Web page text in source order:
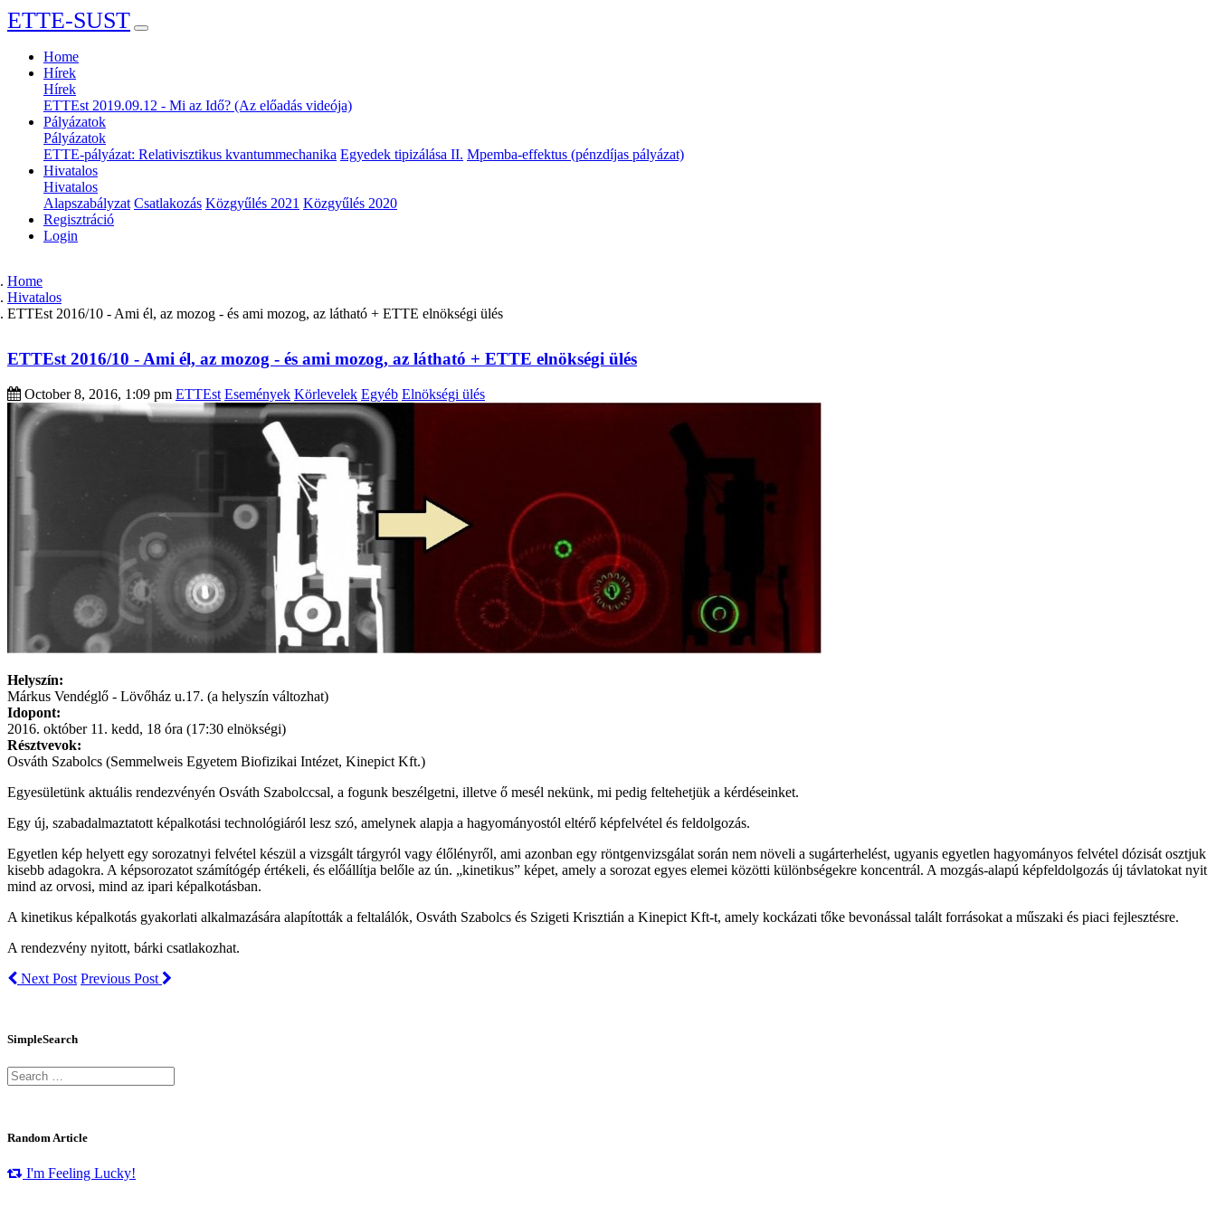
ETTE-SUST
Home
Hírek
Hírek
ETTEst 2019.09.12 - Mi az Idő? (Az előadás videója)
Pályázatok
Pályázatok
ETTE-pályázat: Relativisztikus kvantummechanika Egyedek tipizálása II. Mpemba-effektus (pénzdíjas pályázat)
Hivatalos
Hivatalos
Alapszabályzat Csatlakozás Közgyűlés 2021 Közgyűlés 2020
Regisztráció
Login
Home
Hivatalos
ETTEst 2016/10 - Ami él, az mozog - és ami mozog, az látható + ETTE elnökségi ülés
ETTEst 2016/10 - Ami él, az mozog - és ami mozog, az látható + ETTE elnökségi ülés
October 8, 2016, 1:09 pm ETTEst Események Körlevelek Egyéb Elnökségi ülés
Helyszín:
Márkus Vendéglő - Lövőház u.17. (a helyszín változhat)
Idopont:
2016. október 11. kedd, 18 óra (17:30 elnökségi)
Résztvevok:
Osváth Szabolcs (Semmelweis Egyetem Biofizikai Intézet, Kinepict Kft.)
Egyesületünk aktuális rendezvényén Osváth Szabolccsal, a fogunk beszélgetni, illetve ő mesél nekünk, mi pedig feltehetjük a kérdéseinket.
Egy új, szabadalmaztatott képalkotási technológiáról lesz szó, amelynek alapja a hagyományostól eltérő képfelvétel és feldolgozás.
Egyetlen kép helyett egy sorozatnyi felvétel készül a vizsgált tárgyról vagy élőlényről, ami azonban egy röntgenvizsgálat során nem növeli a sugárterhelést, ugyanis egyetlen hagyományos felvétel dózisát osztjuk
kisebb adagokra. A képsorozatot számítógép értékeli, és előállítja belőle az ún. „kinetikus” képet, amely a sorozat egyes elemei közötti különbségekre koncentrál. A mozgás-alapú képfeldolgozás új távlatokat nyit
mind az orvosi, mind az ipari képalkotásban.
A kinetikus képalkotás gyakorlati alkalmazására alapították a feltalálók, Osváth Szabolcs és Szigeti Krisztián a Kinepict Kft-t, amely kockázati tőke bevonással talált forrásokat a műszaki és piaci fejlesztésre.
A rendezvény nyitott, bárki csatlakozhat.
Next Post Previous Post
SimpleSearch
Random Article
I'm Feeling Lucky!